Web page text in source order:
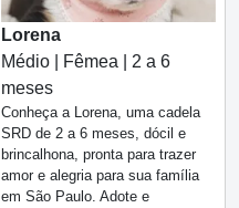
Lorena
Médio | Fêmea | 2 a 6
meses
Conheça a Lorena, uma cadela
SRD de 2 a 6 meses, dócil e
brincalhona, pronta para trazer
amor e alegria para sua família
em São Paulo. Adote e